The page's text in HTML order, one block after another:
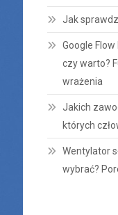
Jak
Google
czy warto?
wrażenia
Jakich
których
Wentylator
wybrać?